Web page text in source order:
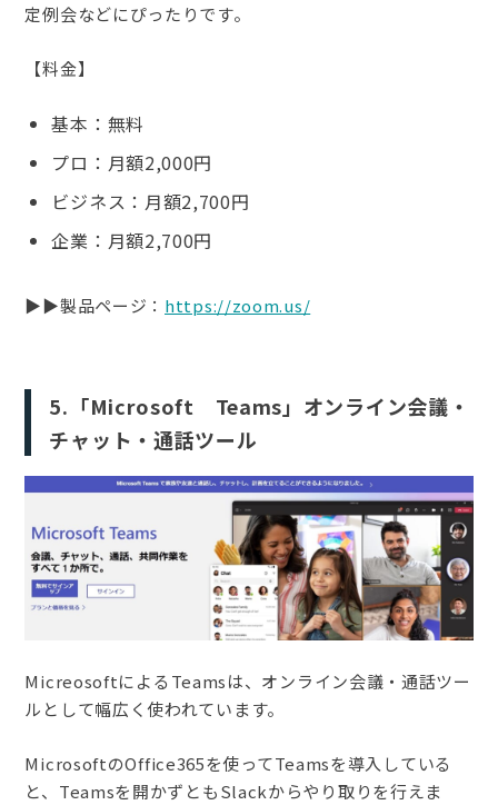
定例会などにぴったりです。
【料金】
基本：無料
プロ：月額2,000円
ビジネス：月額2,700円
企業：月額2,700円
▶︎▶︎製品ページ： https://zoom.us/
5.「Microsoft Teams」オンライン会議・
チャット・通話ツール
MicreosoftによるTeamsは、オンライン会議・通話ツー
ルとして幅広く使われています。
MicrosoftのOffice365を使ってTeamsを導入している
と、Teamsを開かずともSlackからやり取りを行えま